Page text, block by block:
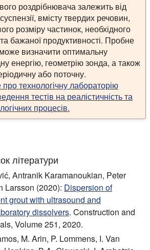
роздрібнювача залежить від
вмісту твердих речовин,
розміру частинок, необхідного
бажаної продуктивності. Пробне
визначити оптимальну
енергію, геометрію зонда, а також
або поточну.
технологічну лабораторію
тестів на реалістичність та
процесів.
літератури
Antranik Karamanoukian, Peter
Larsson (2020): Dispersion of
grout with ultrasound and
dissolvers. Construction and
Volume 251, 2020.
M. Arin, P. Lommens, I. Van